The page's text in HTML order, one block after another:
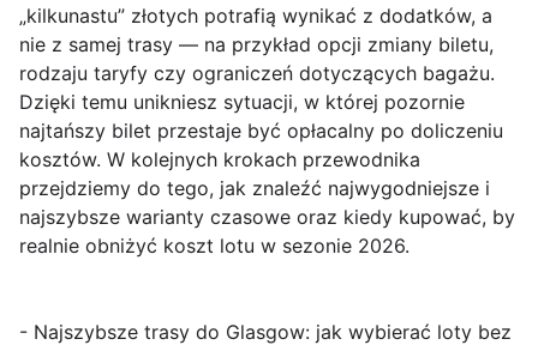
„kilkunastu” złotych potrafią wynikać z dodatków, a
nie z samej trasy — na przykład opcji zmiany biletu,
rodzaju taryfy czy ograniczeń dotyczących bagażu.
Dzięki temu unikniesz sytuacji, w której pozornie
najtańszy bilet przestaje być opłacalny po doliczeniu
kosztów. W kolejnych krokach przewodnika
przejdziemy do tego, jak znaleźć najwygodniejsze i
najszybsze warianty czasowe oraz kiedy kupować, by
realnie obniżyć koszt lotu w sezonie 2026.
- Najszybsze trasy do Glasgow: jak wybierać loty bez